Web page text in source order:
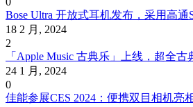
Bose Ultra 开放式耳机发布，采用高通
18 2 月, 2024
2
「Apple Music 古典乐」上线，超全
24 1 月, 2024
0
佳能参展CES 2024：便携双目相机亮